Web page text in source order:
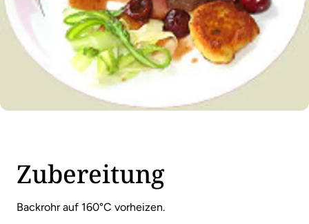
Zubereitung
Backrohr auf 160°C vorheizen.